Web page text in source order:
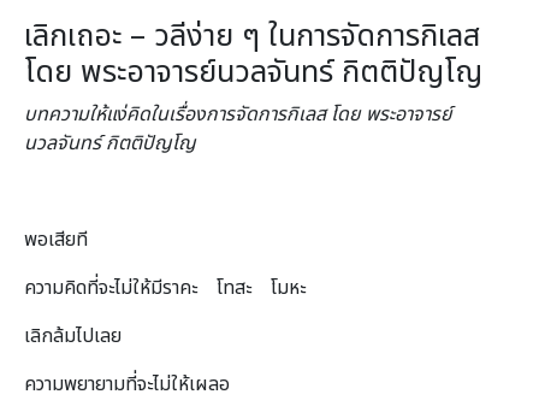
เลิกเถอะ – วลีง่าย ๆ ในการจัดการกิเลส
โดย พระอาจารย์นวลจันทร์ กิตติปัญโญ
บทความให้แง่คิดในเรื่องการจัดการกิเลส โดย พระอาจารย์
นวลจันทร์ กิตติปัญโญ
พอเสียที
ความคิดที่จะไม่ให้มีราคะ โทสะ โมหะ
เลิกล้มไปเลย
ความพยายามที่จะไม่ให้เผลอ